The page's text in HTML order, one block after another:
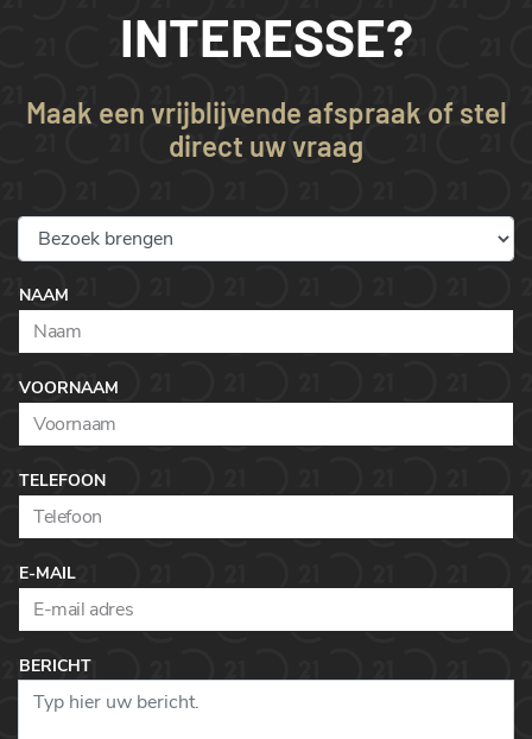
INTERESSE?
Maak een vrijblijvende afspraak of stel
direct uw vraag
NAAM
VOORNAAM
TELEFOON
E-MAIL
BERICHT